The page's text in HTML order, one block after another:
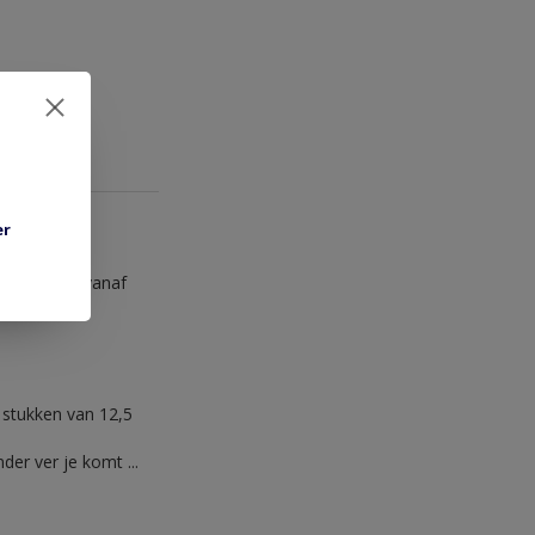
vanaf
van 12,5
ver je komt ...